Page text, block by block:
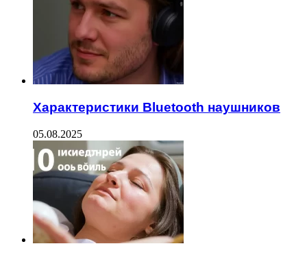
Характеристики Bluetooth наушников
05.08.2025